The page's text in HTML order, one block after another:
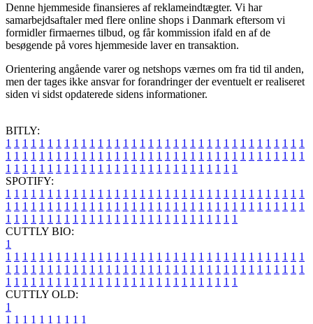
Denne hjemmeside finansieres af reklameindtægter. Vi har
samarbejdsaftaler med flere online shops i Danmark eftersom vi
formidler firmaernes tilbud, og får kommission ifald en af de
besøgende på vores hjemmeside laver en transaktion.
Orientering angående varer og netshops værnes om fra tid til anden,
men der tages ikke ansvar for forandringer der eventuelt er realiseret
siden vi sidst opdaterede sidens informationer.
BITLY:
1 1 1 1 1 1 1 1 1 1 1 1 1 1 1 1 1 1 1 1 1 1 1 1 1 1 1 1 1 1 1 1 1 1 1 1
1 1 1 1 1 1 1 1 1 1 1 1 1 1 1 1 1 1 1 1 1 1 1 1 1 1 1 1 1 1 1 1 1 1 1 1
1 1 1 1 1 1 1 1 1 1 1 1 1 1 1 1 1 1 1 1 1 1 1 1 1 1 1 1
SPOTIFY:
1 1 1 1 1 1 1 1 1 1 1 1 1 1 1 1 1 1 1 1 1 1 1 1 1 1 1 1 1 1 1 1 1 1 1 1
1 1 1 1 1 1 1 1 1 1 1 1 1 1 1 1 1 1 1 1 1 1 1 1 1 1 1 1 1 1 1 1 1 1 1 1
1 1 1 1 1 1 1 1 1 1 1 1 1 1 1 1 1 1 1 1 1 1 1 1 1 1 1 1
CUTTLY BIO:
1
1 1 1 1 1 1 1 1 1 1 1 1 1 1 1 1 1 1 1 1 1 1 1 1 1 1 1 1 1 1 1 1 1 1 1 1
1 1 1 1 1 1 1 1 1 1 1 1 1 1 1 1 1 1 1 1 1 1 1 1 1 1 1 1 1 1 1 1 1 1 1 1
1 1 1 1 1 1 1 1 1 1 1 1 1 1 1 1 1 1 1 1 1 1 1 1 1 1 1 1
CUTTLY OLD:
1
1 1 1 1 1 1 1 1 1 1